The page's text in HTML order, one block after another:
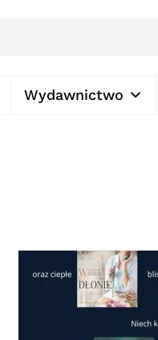
Wydawnictwo